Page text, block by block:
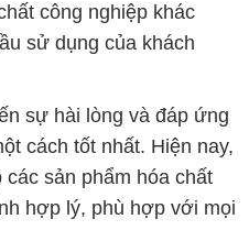
cách tốt nhất. Hiện nay,
sản phẩm hóa chất
hợp lý, phù hợp với mọi
hàng.
kinh doanh của
thức rằng sản phẩm
đảm bảo chất lượng, làm